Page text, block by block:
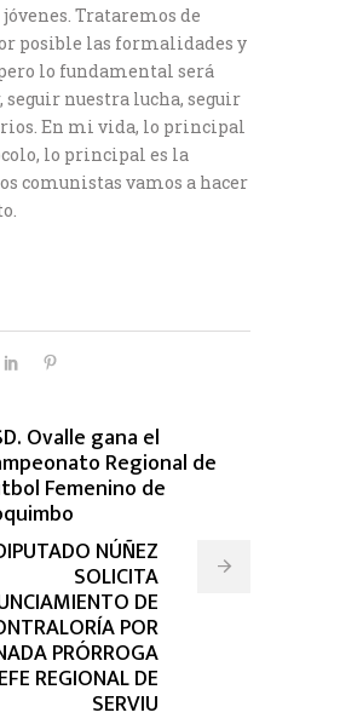
Trataremos de
posible las formalidades y
lo fundamental será
seguir nuestra lucha, seguir
En mi vida, lo principal
lo principal es la
comunistas vamos a hacer
Ovalle gana el
Regional de
Femenino de
NÚÑEZ
SOLICITA
DE
POR
PRÓRROGA
REGIONAL DE
SERVIU